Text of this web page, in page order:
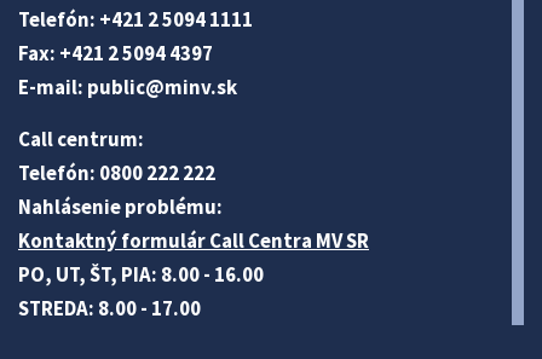
Telefón: +421 2 5094 1111
Fax: +421 2 5094 4397
E-mail: public@minv.sk
Call centrum:
Telefón: 0800 222 222
Nahlásenie problému:
Kontaktný formulár Call Centra MV SR
PO, UT, ŠT, PIA: 8.00 - 16.00
STREDA: 8.00 - 17.00